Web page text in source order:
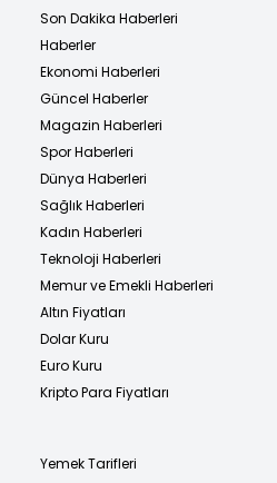
Son Dakika Haberleri
Haberler
Ekonomi Haberleri
Güncel Haberler
Magazin Haberleri
Spor Haberleri
Dünya Haberleri
Sağlık Haberleri
Kadın Haberleri
Teknoloji Haberleri
Memur ve Emekli Haberleri
Altın Fiyatları
Dolar Kuru
Euro Kuru
Kripto Para Fiyatları
Yemek Tarifleri